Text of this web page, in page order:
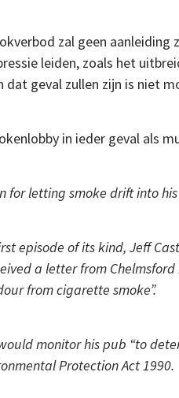
zal geen
leiden, zoals het
dat geval zullen zijn is niet
in ieder geval als
for letting smoke drift into
episode of its kind, Jeff
a letter from
from cigarette smoke”.
monitor his pub “to
Protection Act 1990.